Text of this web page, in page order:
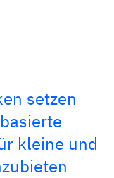
setzen
kleine und